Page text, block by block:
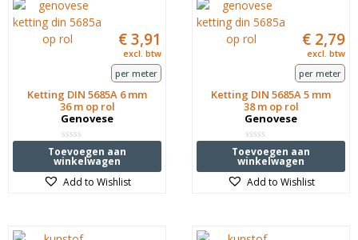
Ketting DIN 5685A 6 mm
36 m op rol
Genovese
Waardering
0
uit
5
€3,91
excl. btw
per meter
Toevoegen aan
winkelwagen
Add to Wishlist
Ketting DIN 5685A 5 mm
38 m op rol
Genovese
Waardering
0
uit
5
€ 2,79
excl. btw
per meter
Toevoegen aan
winkelwagen
Add to Wishlist